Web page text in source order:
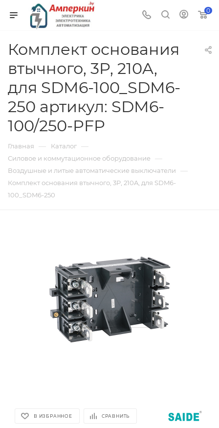
0
Комплект основания
втычного, 3P, 210A,
для SDM6-100_SDM6-
250 артикул: SDM6-
100/250-PFP
Главная — Каталог —
Силовое и коммутационное оборудование —
Воздушные и литые автоматические выключатели —
Комплект основания втычного, 3P, 210A, для SDM6-
100_SDM6-250
В ИЗБРАННОЕ СРАВНИТЬ